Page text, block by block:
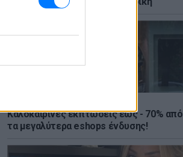
Καλοκαιρινές εκπτώσεις έως - 70% από
τα μεγαλύτερα eshops ένδυσης!